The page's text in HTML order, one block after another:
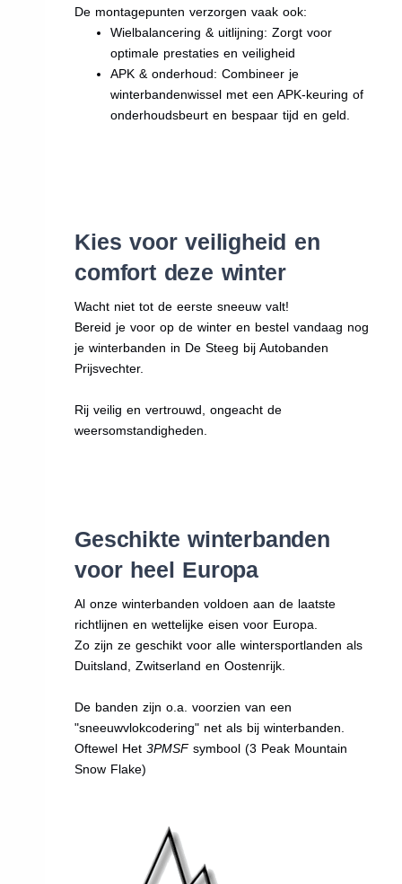
De montagepunten verzorgen vaak ook:
Wielbalancering & uitlijning: Zorgt voor
optimale prestaties en veiligheid
APK & onderhoud: Combineer je
winterbandenwissel met een APK-keuring of
onderhoudsbeurt en bespaar tijd en geld.
Kies voor veiligheid en
comfort deze winter
Wacht niet tot de eerste sneeuw valt!
Bereid je voor op de winter en bestel vandaag nog
je winterbanden in De Steeg bij Autobanden
Prijsvechter.
Rij veilig en vertrouwd, ongeacht de
weersomstandigheden.
Geschikte winterbanden
voor heel Europa
Al onze winterbanden voldoen aan de laatste
richtlijnen en wettelijke eisen voor Europa.
Zo zijn ze geschikt voor alle wintersportlanden als
Duitsland, Zwitserland en Oostenrijk.
De banden zijn o.a. voorzien van een
"sneeuwvlokcodering" net als bij winterbanden.
Oftewel Het3PMSFsymbool (3 Peak Mountain
Snow Flake)